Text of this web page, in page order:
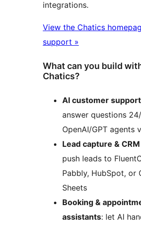
integrations.
View the Chatics
support »
What can you build
Chatics?
AI customer
answer questions
OpenAI/GPT agents
Lead capture &
push leads to
Pabbly, HubSpot, or
Sheets
Booking &
assistants: let AI